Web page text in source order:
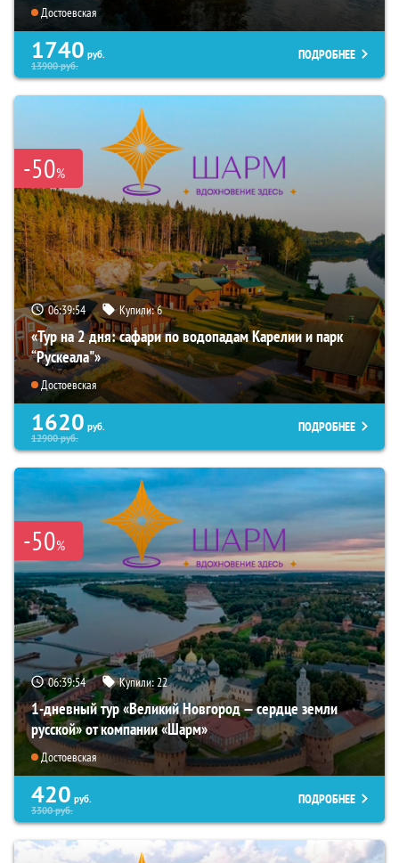
Достоевская
1740 руб.
13900руб.
ПОДРОБНЕЕ
-50%
06:39:53 Купили:6
«Тур на 2 дня: сафари по водопадам Карелии и парк
“Рускеала"»
Достоевская
1620 руб.
12900руб.
ПОДРОБНЕЕ
-50%
06:39:53 Купили:22
1-дневный тур «Великий Новгород — сердце земли
русской» от компании «Шарм»
Достоевская
420 руб.
3300руб.
ПОДРОБНЕЕ